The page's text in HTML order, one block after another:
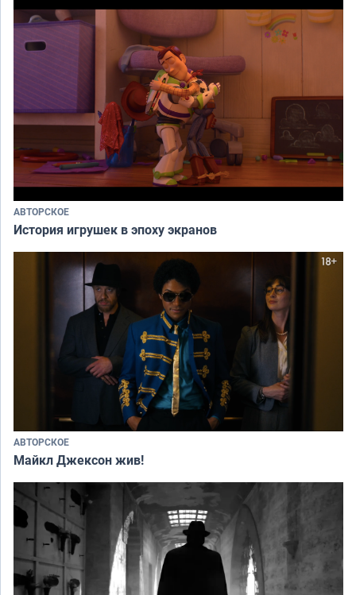
АВТОРСКОЕ
История игрушек в эпоху экранов
АВТОРСКОЕ
Майкл Джексон жив!